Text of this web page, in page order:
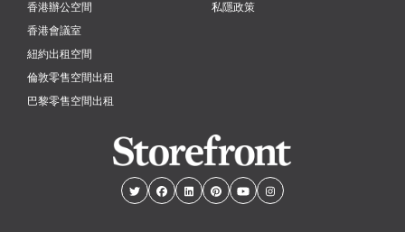
香港辦公空間
香港會議室
紐約出租空間
倫敦零售空間出租
巴黎零售空間出租
私隱政策